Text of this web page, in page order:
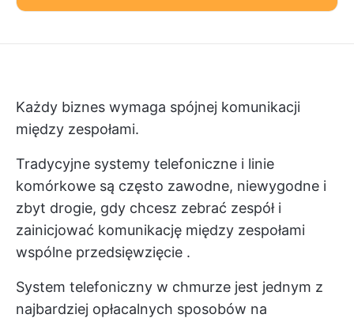
Każdy biznes wymaga spójnej komunikacji
między zespołami.
Tradycyjne systemy telefoniczne i linie
komórkowe są często zawodne, niewygodne i
zbyt drogie, gdy chcesz zebrać zespół i
zainicjować komunikację między zespołami
wspólne przedsięwzięcie .
System telefoniczny w chmurze jest jednym z
najbardziej opłacalnych sposobów na